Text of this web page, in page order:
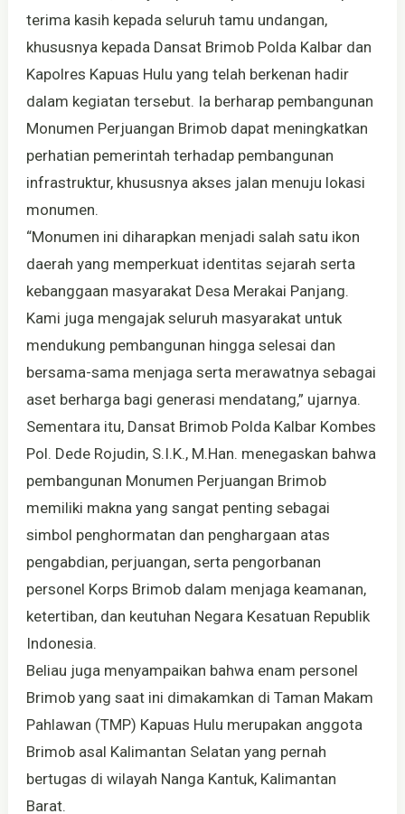
terima kasih kepada seluruh tamu undangan,
khususnya kepada Dansat Brimob Polda Kalbar dan
Kapolres Kapuas Hulu yang telah berkenan hadir
dalam kegiatan tersebut. Ia berharap pembangunan
Monumen Perjuangan Brimob dapat meningkatkan
perhatian pemerintah terhadap pembangunan
infrastruktur, khususnya akses jalan menuju lokasi
monumen.
“Monumen ini diharapkan menjadi salah satu ikon
daerah yang memperkuat identitas sejarah serta
kebanggaan masyarakat Desa Merakai Panjang.
Kami juga mengajak seluruh masyarakat untuk
mendukung pembangunan hingga selesai dan
bersama-sama menjaga serta merawatnya sebagai
aset berharga bagi generasi mendatang,” ujarnya.
Sementara itu, Dansat Brimob Polda Kalbar Kombes
Pol. Dede Rojudin, S.I.K., M.Han. menegaskan bahwa
pembangunan Monumen Perjuangan Brimob
memiliki makna yang sangat penting sebagai
simbol penghormatan dan penghargaan atas
pengabdian, perjuangan, serta pengorbanan
personel Korps Brimob dalam menjaga keamanan,
ketertiban, dan keutuhan Negara Kesatuan Republik
Indonesia.
Beliau juga menyampaikan bahwa enam personel
Brimob yang saat ini dimakamkan di Taman Makam
Pahlawan (TMP) Kapuas Hulu merupakan anggota
Brimob asal Kalimantan Selatan yang pernah
bertugas di wilayah Nanga Kantuk, Kalimantan
Barat.